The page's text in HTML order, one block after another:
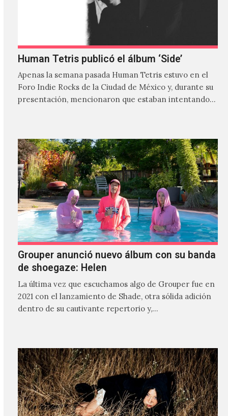
Human Tetris publicó el álbum ‘Side’
Apenas la semana pasada Human Tetris estuvo en el
Foro Indie Rocks de la Ciudad de México y, durante su
presentación, mencionaron que estaban intentando…
Grouper anunció nuevo álbum con su banda
de shoegaze: Helen
La última vez que escuchamos algo de Grouper fue en
2021 con el lanzamiento de Shade, otra sólida adición
dentro de su cautivante repertorio y,…